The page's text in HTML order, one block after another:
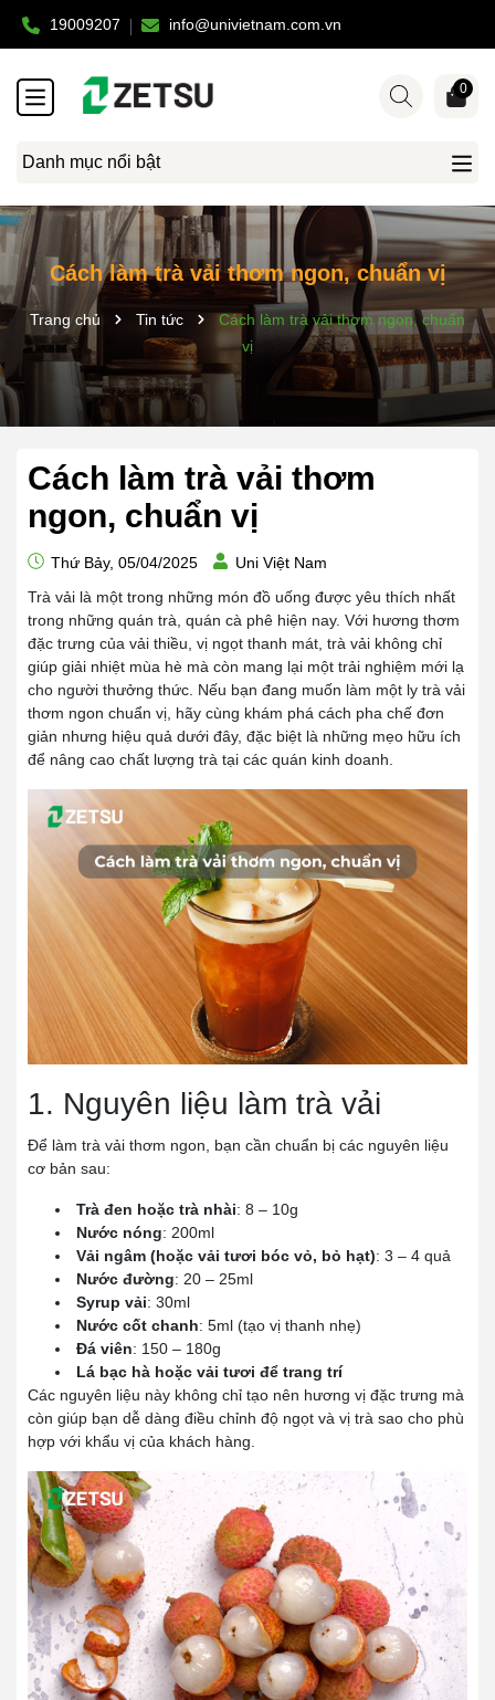
19009207 info@univietnam.com.vn
Danh mục nổi bật
0
Cách làm trà vải thơm ngon, chuẩn vị
Trang chủ Tin tức
Cách làm trà vải thơm ngon, chuẩn
vị
Cách làm trà vải thơm
ngon, chuẩn vị
Thứ Bảy, 05/04/2025
Uni Việt Nam
Trà vải là một trong những món đồ uống được yêu thích nhất
trong những quán trà, quán cà phê hiện nay. Với hương thơm
đặc trưng của vải thiều, vị ngọt thanh mát, trà vải không chỉ
giúp giải nhiệt mùa hè mà còn mang lại một trải nghiệm mới lạ
cho người thưởng thức. Nếu bạn đang muốn làm một ly trà vải
thơm ngon chuẩn vị, hãy cùng khám phá cách pha chế đơn
giản nhưng hiệu quả dưới đây, đặc biệt là những mẹo hữu ích
để nâng cao chất lượng trà tại các quán kinh doanh.
1. Nguyên liệu làm trà vải
Để làm trà vải thơm ngon, bạn cần chuẩn bị các nguyên liệu
cơ bản sau:
Trà đen hoặc trà nhài: 8 – 10g
Nước nóng: 200ml
Vải ngâm (hoặc vải tươi bóc vỏ, bỏ hạt): 3 – 4 quả
Nước đường: 20 – 25ml
Syrup vải: 30ml
Nước cốt chanh: 5ml (tạo vị thanh nhẹ)
Đá viên: 150 – 180g
Lá bạc hà hoặc vải tươi để trang trí
Các nguyên liệu này không chỉ tạo nên hương vị đặc trưng mà
còn giúp bạn dễ dàng điều chỉnh độ ngọt và vị trà sao cho phù
hợp với khẩu vị của khách hàng.